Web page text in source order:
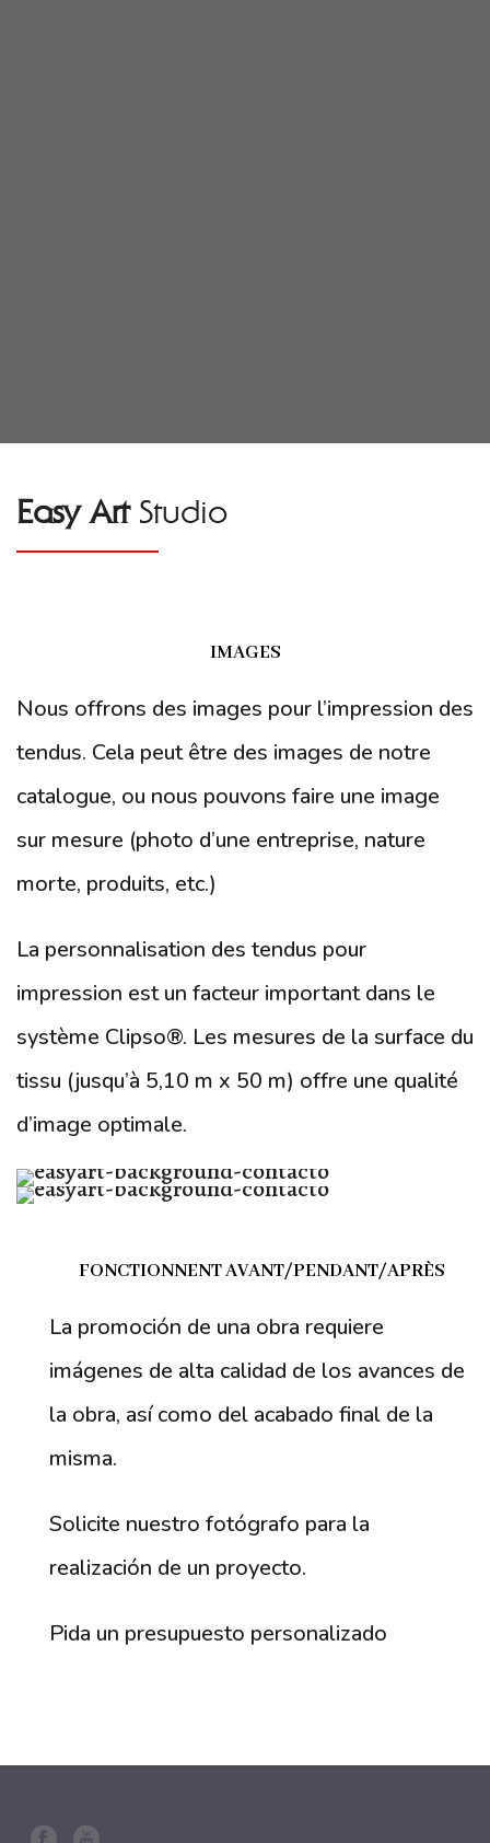
Easy ArtStudio
IMAGES
Nous offrons des images pour l’impression des
tendus. Cela peut être des images de notre
catalogue, ou nous pouvons faire une image
sur mesure (photo d’une entreprise, nature
morte, produits, etc.)
La personnalisation des tendus pour
impression est un facteur important dans le
système Clipso®. Les mesures de la surface du
tissu (jusqu’à 5,10 m x 50 m) offre une qualité
d’image optimale.
FONCTIONNENT AVANT/PENDANT/APRÈS
La promoción de una obra requiere
imágenes de alta calidad de los avances de
la obra, así como del acabado final de la
misma.
Solicite nuestro fotógrafo para la
realización de un proyecto.
Pida un presupuesto personalizado